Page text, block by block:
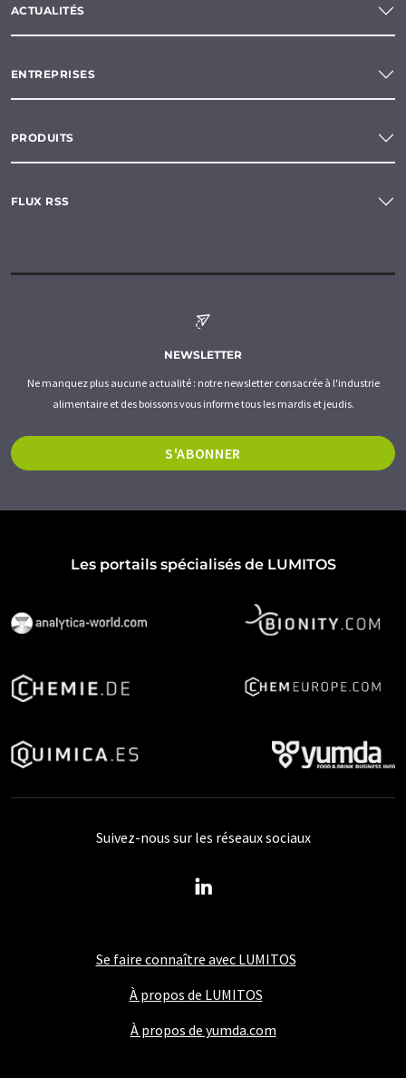
ACTUALITÉS
ENTREPRISES
PRODUITS
FLUX RSS
NEWSLETTER
Ne manquez plus aucune actualité : notre newsletter consacrée à l'industrie
alimentaire et des boissons vous informe tous les mardis et jeudis.
S'ABONNER
Les portails spécialisés de LUMITOS
Se faire connaître avec LUMITOS
À propos de LUMITOS
À propos de yumda.com
Suivez-nous sur les réseaux sociaux